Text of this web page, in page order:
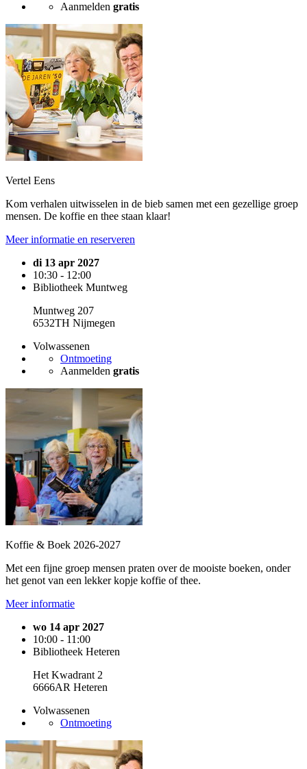
Aanmelden gratis
Vertel Eens
Kom verhalen uitwisselen in de bieb samen met een gezellige groep
mensen. De koffie en thee staan klaar!
Meer informatie en reserveren
di 13 apr 2027
10:30 - 12:00
Bibliotheek Muntweg
Muntweg 207
6532TH Nijmegen
Volwassenen
Ontmoeting
Aanmelden gratis
Koffie & Boek 2026-2027
Met een fijne groep mensen praten over de mooiste boeken, onder
het genot van een lekker kopje koffie of thee.
Meer informatie
wo 14 apr 2027
10:00 - 11:00
Bibliotheek Heteren
Het Kwadrant 2
6666AR Heteren
Volwassenen
Ontmoeting